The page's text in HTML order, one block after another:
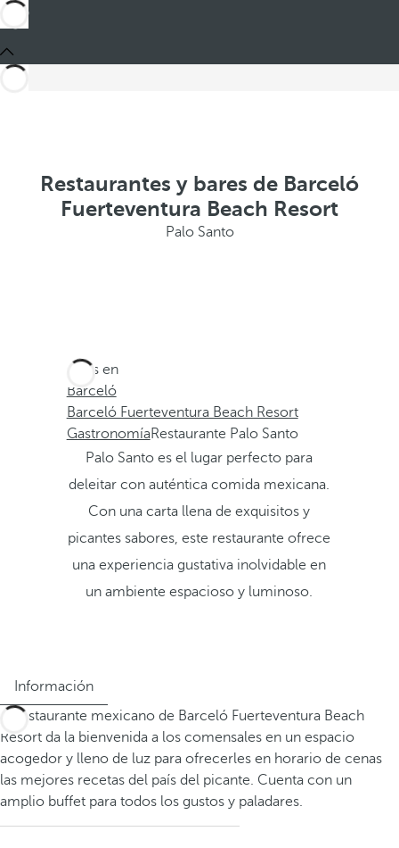
Restaurantes y bares de Barceló
Fuerteventura Beach Resort
Palo Santo
Estás en
Barceló
Barceló Fuerteventura Beach Resort
GastronomíaRestaurante Palo Santo
Palo Santo es el lugar perfecto para
deleitar con auténtica comida mexicana.
Con una carta llena de exquisitos y
picantes sabores, este restaurante ofrece
una experiencia gustativa inolvidable en
un ambiente espacioso y luminoso.
Información
El restaurante mexicano de Barceló Fuerteventura Beach
Resort da la bienvenida a los comensales en un espacio
acogedor y lleno de luz para ofrecerles en horario de cenas
las mejores recetas del país del picante. Cuenta con un
amplio buffet para todos los gustos y paladares.